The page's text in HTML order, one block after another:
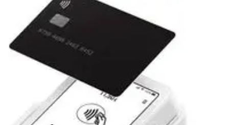
Conseil Banque
Prêts et CréditsCrédits et Emprunts Frais et Tarifs
financière
Crédits et Financements
Conseil Banque